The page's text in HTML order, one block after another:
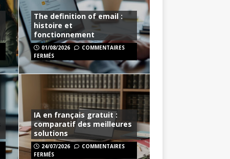
The definition of email :
histoire et
fonctionnement
01/08/2026
COMMENTAIRES
FERMÉS
IA en français gratuit :
comparatif des meilleures
solutions
24/07/2026
COMMENTAIRES
FERMÉS